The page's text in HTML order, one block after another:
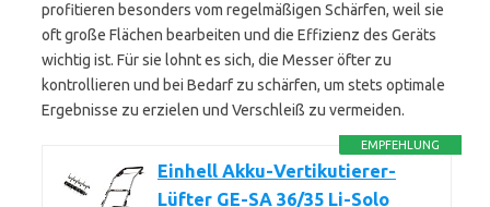
profitieren besonders vom regelmäßigen Schärfen, weil sie
oft große Flächen bearbeiten und die Effizienz des Geräts
wichtig ist. Für sie lohnt es sich, die Messer öfter zu
kontrollieren und bei Bedarf zu schärfen, um stets optimale
Ergebnisse zu erzielen und Verschleiß zu vermeiden.
EMPFEHLUNG
Einhell Akku-Vertikutierer-
Lüfter GE-SA 36/35 Li-Solo